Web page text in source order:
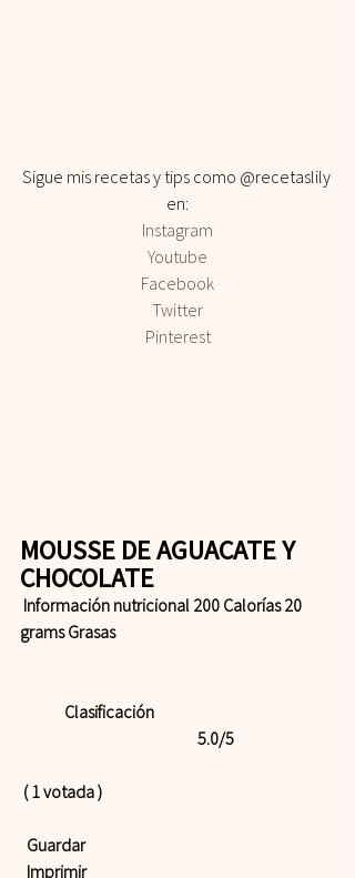
Sigue mis recetas y tips como @recetaslily
en:
Instagram
Youtube
Facebook
Twitter
Pinterest
MOUSSE DE AGUACATE Y
CHOCOLATE
grams Grasas
				5.0/5
( 1 votada )
Guardar
Imprimir